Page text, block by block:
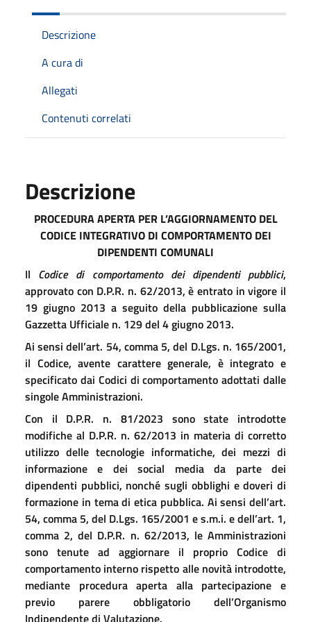
Descrizione
A cura di
Allegati
Contenuti correlati
Descrizione
PROCEDURA APERTA PER L’AGGIORNAMENTO DEL
CODICE INTEGRATIVO DI COMPORTAMENTO DEI
DIPENDENTI COMUNALI
Il Codice di comportamento dei dipendenti pubblici,
approvato con D.P.R. n. 62/2013, è entrato in vigore il
19 giugno 2013 a seguito della pubblicazione sulla
Gazzetta Ufficiale n. 129 del 4 giugno 2013.
Ai sensi dell’art. 54, comma 5, del D.Lgs. n. 165/2001,
il Codice, avente carattere generale, è integrato e
specificato dai Codici di comportamento adottati dalle
singole Amministrazioni.
Con il D.P.R. n. 81/2023 sono state introdotte
modifiche al D.P.R. n. 62/2013 in materia di corretto
utilizzo delle tecnologie informatiche, dei mezzi di
informazione e dei social media da parte dei
dipendenti pubblici, nonché sugli obblighi e doveri di
formazione in tema di etica pubblica. Ai sensi dell’art.
54, comma 5, del D.Lgs. 165/2001 e s.m.i. e dell’art. 1,
comma 2, del D.P.R. n. 62/2013, le Amministrazioni
sono tenute ad aggiornare il proprio Codice di
comportamento interno rispetto alle novità introdotte,
mediante procedura aperta alla partecipazione e
previo parere obbligatorio dell’Organismo
Indipendente di Valutazione.